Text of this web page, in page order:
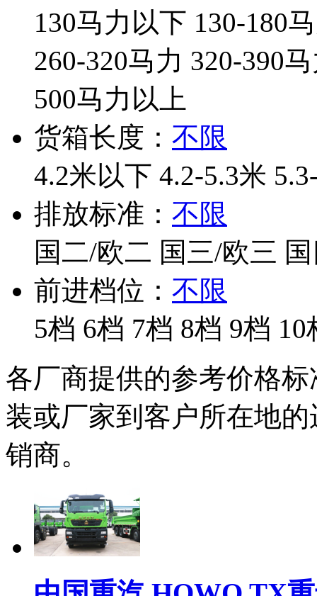
130马力以下 130-180
260-320马力 320-390
500马力以上
货箱长度： 不限
4.2米以下 4.2-5.3米
排放标准： 不限
国二/欧二 国三/欧三
前进档位： 不限
5档 6档 7档 8档 9档 10
各厂商提供的参考价格
装或厂家到客户所在地
销商。